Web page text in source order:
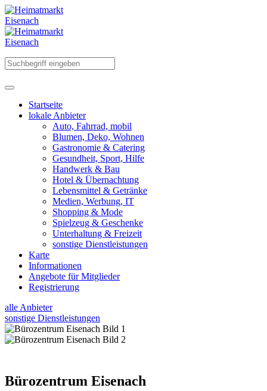
Startseite
lokale Anbieter
Auto, Fahrrad, mobil
Blumen, Deko, Wohnen
Gastronomie & Catering
Gesundheit, Sport, Hilfe
Handwerk & Bau
Hotel & Übernachtung
Lebensmittel & Getränke
Medien, Werbung, IT
Shopping & Mode
Spielzeug & Geschenke
Unterhaltung & Freizeit
sonstige Dienstleistungen
Karte
Informationen
Angebote für Mitglieder
Registrierung
alle Anbieter
sonstige Dienstleistungen
Bürozentrum Eisenach